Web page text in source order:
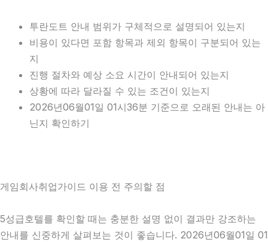
투란도트 안내 범위가 구체적으로 설명되어 있는지
비용이 있다면 포함 항목과 제외 항목이 구분되어 있는
지
진행 절차와 예상 소요 시간이 안내되어 있는지
상황에 따라 달라질 수 있는 조건이 있는지
2026년06월01일 01시36분 기준으로 오래된 안내는 아
닌지 확인하기
게임회사취업가이드 이용 전 주의할 점
5성급호텔를 확인할 때는 충분한 설명 없이 결과만 강조하는
안내를 신중하게 살펴보는 것이 좋습니다. 2026년06월01일 01